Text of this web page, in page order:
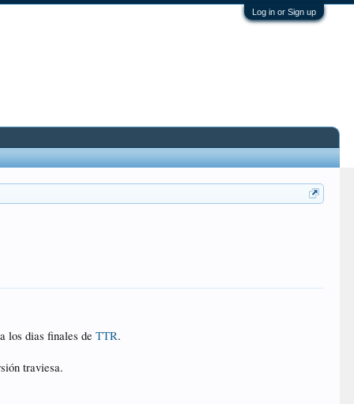
Log in or Sign up
los dias finales deTTR.
traviesa.